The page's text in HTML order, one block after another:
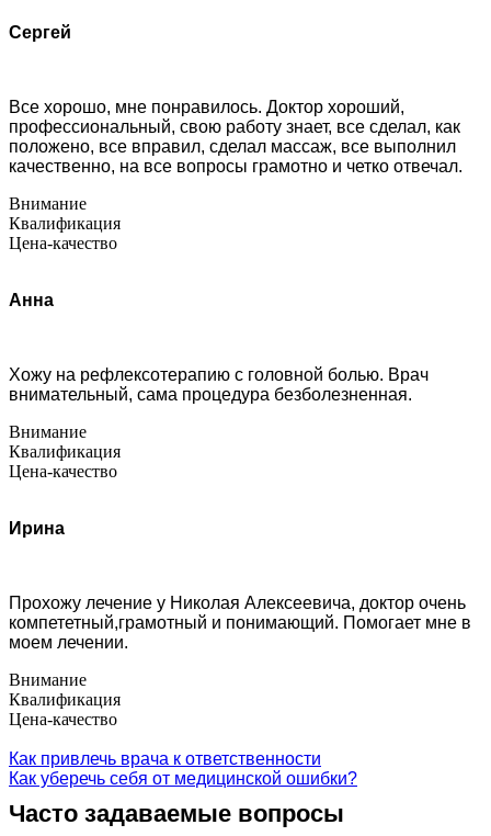
Сергей
Все хорошо, мне понравилось. Доктор хороший,
профессиональный, свою работу знает, все сделал, как
положено, все вправил, сделал массаж, все выполнил
качественно, на все вопросы грамотно и четко отвечал.
Внимание
Квалификация
Цена-качество
Анна
Хожу на рефлексотерапию с головной болью. Врач
внимательный, сама процедура безболезненная.
Внимание
Квалификация
Цена-качество
Ирина
Прохожу лечение у Николая Алексеевича, доктор очень
компететный,грамотный и понимающий. Помогает мне в
моем лечении.
Внимание
Квалификация
Цена-качество
Как привлечь врача к ответственности
Как уберечь себя от медицинской ошибки?
Часто задаваемые вопросы